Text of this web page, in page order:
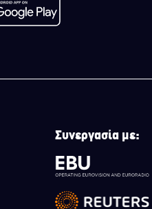
Συνεργασία με: